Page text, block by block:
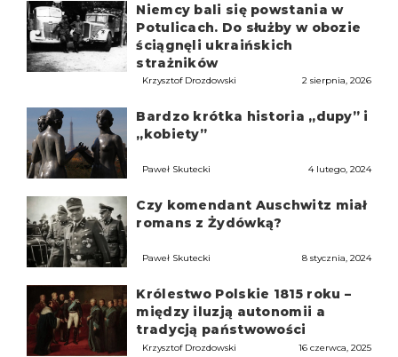
Niemcy bali się powstania w
Potulicach. Do służby w obozie
ściągnęli ukraińskich
strażników
Krzysztof Drozdowski 2 sierpnia, 2026
Bardzo krótka historia „dupy” i
„kobiety”
Paweł Skutecki 4 lutego, 2024
Czy komendant Auschwitz miał
romans z Żydówką?
Paweł Skutecki 8 stycznia, 2024
Królestwo Polskie 1815 roku –
między iluzją autonomii a
tradycją państwowości
Krzysztof Drozdowski 16 czerwca, 2025